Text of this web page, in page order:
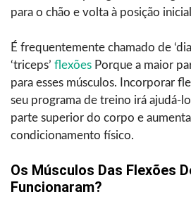
para o chão e volta à posição
É frequentemente chamado de
‘triceps’ flexões Porque a maior
para esses músculos. Incorporar
seu programa de treino irá ajudá-
parte superior do corpo e
condicionamento físico.
Os Músculos Das Flexões
Funcionaram?